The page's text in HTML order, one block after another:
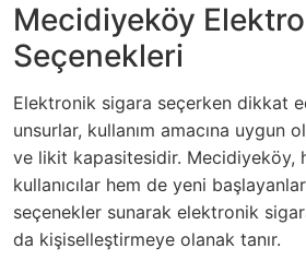
Mecidiyeköy
Seçenekleri
Elektronik sigara seçerken dikkat
unsurlar, kullanım amacına uygun
ve likit kapasitesidir. Mecidiyeköy,
kullanıcılar hem de yeni
seçenekler sunarak elektronik
da kişiselleştirmeye olanak tanır.